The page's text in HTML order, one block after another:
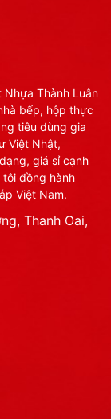
Nhựa Thành Luân
bếp, hộp thực
tiêu dùng gia
Việt Nhật,
giá sỉ cạnh
đồng hành
Việt Nam.
Thanh Oai,